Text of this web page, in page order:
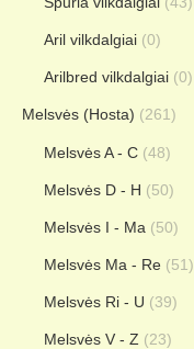
Aril vilkdalgiai (0)
Arilbred vilkdalgiai (0)
Melsvės (Hosta) (261)
Melsvės A - C (48)
Melsvės D - H (50)
Melsvės I - Ma (50)
Melsvės Ma - Re (51)
Melsvės Ri - U (39)
Melsvės V - Z (23)